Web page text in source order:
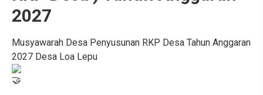
2027
Musyawarah Desa Penyusunan RKP Desa Tahun Anggaran
2027 Desa Loa Lepu